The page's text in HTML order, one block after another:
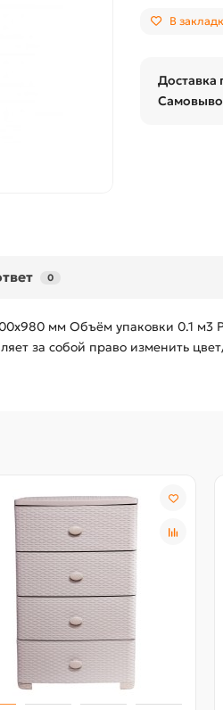
В
Доставка
0
мм Объём упаковки 0.1
за собой право изменить